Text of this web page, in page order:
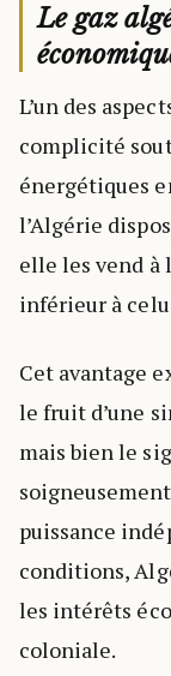
Le gaz
L’un des
complicité
énergétiques
l’Algérie
elle les vend à
inférieur à
Cet avantage
le fruit d’une
mais bien le
puissance
conditions,
les intérêts
coloniale.